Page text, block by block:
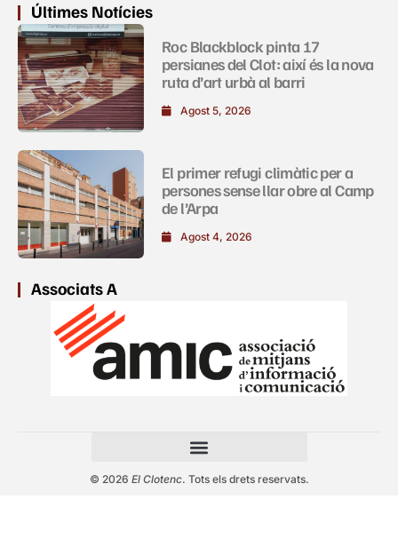
Últimes Notícies
Roc Blackblock pinta 17
persianes del Clot: així és la nova
ruta d’art urbà al barri
Agost 5, 2026
El primer refugi climàtic per a
persones sense llar obre al Camp
de l’Arpa
Agost 4, 2026
Associats A
© 2026 El Clotenc. Tots els drets reservats.